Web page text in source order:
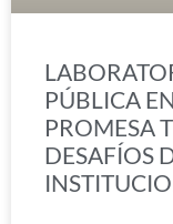
PÚBLICA
PROMESA
DESAFÍOS